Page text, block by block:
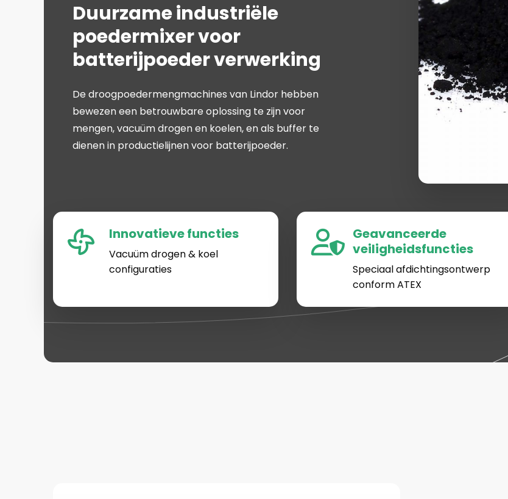
Duurzame industriële
poedermixer voor
batterijpoeder verwerking
De droogpoedermengmachines van Lindor hebben
bewezen een betrouwbare oplossing te zijn voor
mengen, vacuüm drogen en koelen, en als buffer te
dienen in productielijnen voor batterijpoeder.
Innovatieve functies
Vacuüm drogen & koel
configuraties
Geavanceerde
veiligheidsfuncties
Speciaal afdichtingsontwerp
conform ATEX